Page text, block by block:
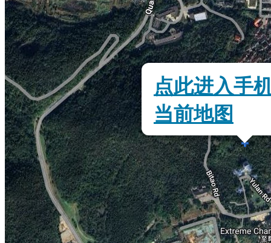
点此进入手
当前地图